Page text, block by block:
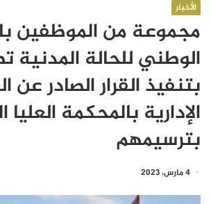
الأخبار
مجموعة من الموظفين
الوطني للحالة المدنية
بتنفيذ القرار الصادر عن
الإدارية بالمحكمة
بترسيمهم
4 مارس، 2023